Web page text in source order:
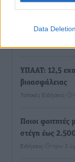
Data Deletion
Ειδήσεις• πριν 3
Τι αλλάζει το
ΥΠΑΑΤ: 12,5
βιοασφάλειας
Τοπικές Ειδήσεις
Ποιοι
στέγη έως
Ειδήσεις πριν 3